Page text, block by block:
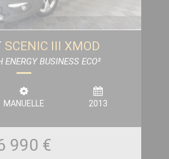
SCENIC III XMOD
ENERGY BUSINESS ECO²
MANUELLE 2013
990 €